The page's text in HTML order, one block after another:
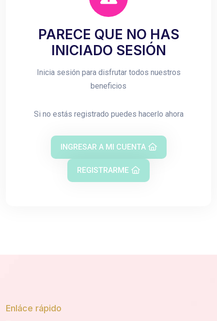
PARECE QUE NO HAS
INICIADO SESIÓN
Inicia sesión para disfrutar todos nuestros
beneficios
Si no estás registrado puedes hacerlo ahora
INGRESAR A MI CUENTA
REGISTRARME
Enláce rápido